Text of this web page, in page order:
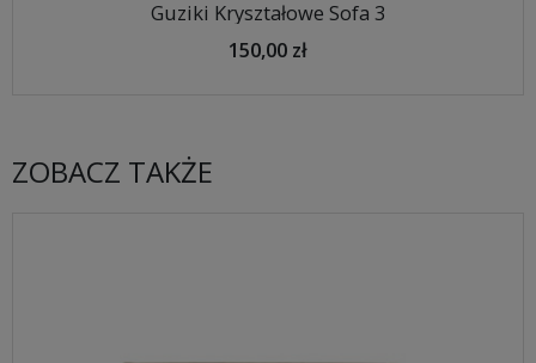
Guziki Kryształowe Sofa 3
150,00 zł
ZOBACZ TAKŻE